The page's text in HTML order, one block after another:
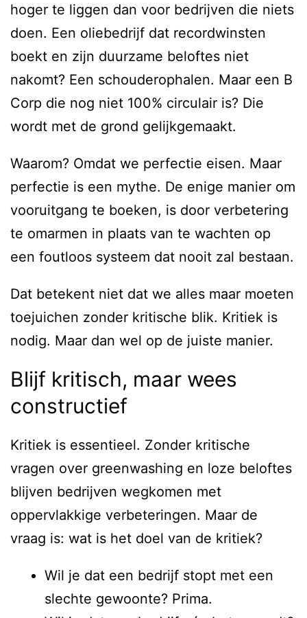
hoger te liggen dan voor bedrijven die niets
doen. Een oliebedrijf dat recordwinsten
boekt en zijn duurzame beloftes niet
nakomt? Een schouderophalen. Maar een B
Corp die nog niet 100% circulair is? Die
wordt met de grond gelijkgemaakt.
Waarom? Omdat we perfectie eisen. Maar
perfectie is een mythe. De enige manier om
vooruitgang te boeken, is door verbetering
te omarmen in plaats van te wachten op
een foutloos systeem dat nooit zal bestaan.
Dat betekent niet dat we alles maar moeten
toejuichen zonder kritische blik. Kritiek is
nodig. Maar dan wel op de juiste manier.
Blijf kritisch, maar wees
constructief
Kritiek is essentieel. Zonder kritische
vragen over greenwashing en loze beloftes
blijven bedrijven wegkomen met
oppervlakkige verbeteringen. Maar de
vraag is: wat is het doel van de kritiek?
Wil je dat een bedrijf stopt met een
slechte gewoonte? Prima.